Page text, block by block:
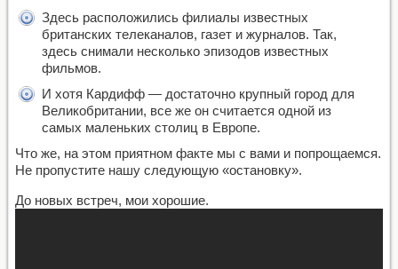
Здесь расположились филиалы известных
британских телеканалов, газет и журналов. Так,
здесь снимали несколько эпизодов известных
фильмов.
И хотя Кардифф — достаточно крупный город для
Великобритании, все же он считается одной из
самых маленьких столиц в Европе.
Что же, на этом приятном факте мы с вами и попрощаемся.
Не пропустите нашу следующую «остановку».
До новых встреч, мои хорошие.